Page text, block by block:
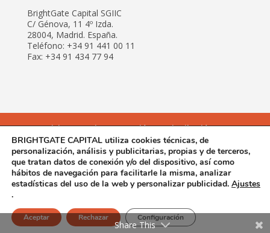
BrightGate Capital SGIIC
C/ Génova, 11 4º Izda.
28004, Madrid. España.
Teléfono: +34 91 441 00 11
Fax: +34 91 434 77 94
Inicio Equipo Gestión
Distribución
Asesoramiento
Atención al inversor y Documentación Legal
Aviso Legal
Política de cookies
Política de Privacidad
BrightGate Capital SGIIC © Copyright 2018 | Diseñada por
iDen Global
BRIGHTGATE CAPITAL utiliza cookies técnicas, de
personalización, análisis y publicitarias, propias y de terceros,
que tratan datos de conexión y/o del dispositivo, así como
hábitos de navegación para facilitarle la misma, analizar
estadísticas del uso de la web y personalizar publicidad. Ajustes
.
Aceptar Rechazar Configuración
Share This